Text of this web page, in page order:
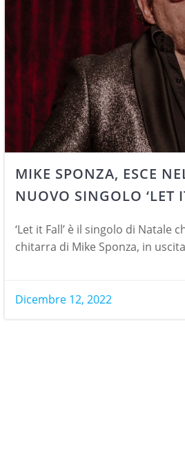
MIKE SPONZA, ESCE
NUOVO SINGOLO ‘LET
‘Let it Fall’ è il singolo di Natale
chitarra di Mike Sponza, in
Dicembre 12, 2022